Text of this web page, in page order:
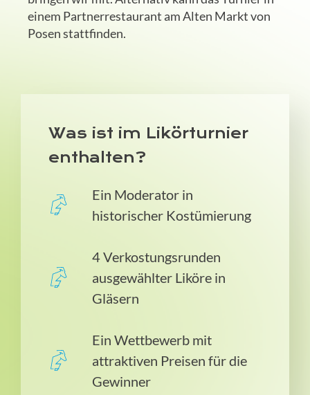
einem Partnerrestaurant am Alten Markt von
Posen stattfinden.
Was ist im Likörturnier
enthalten?
Ein Moderator in
historischer Kostümierung
4 Verkostungsrunden
ausgewählter Liköre in
Gläsern
Ein Wettbewerb mit
attraktiven Preisen für die
Gewinner